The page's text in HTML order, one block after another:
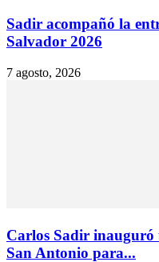
Sadir acompañó la
Salvador 2026
7 agosto, 2026
Carlos Sadir
San Antonio para...